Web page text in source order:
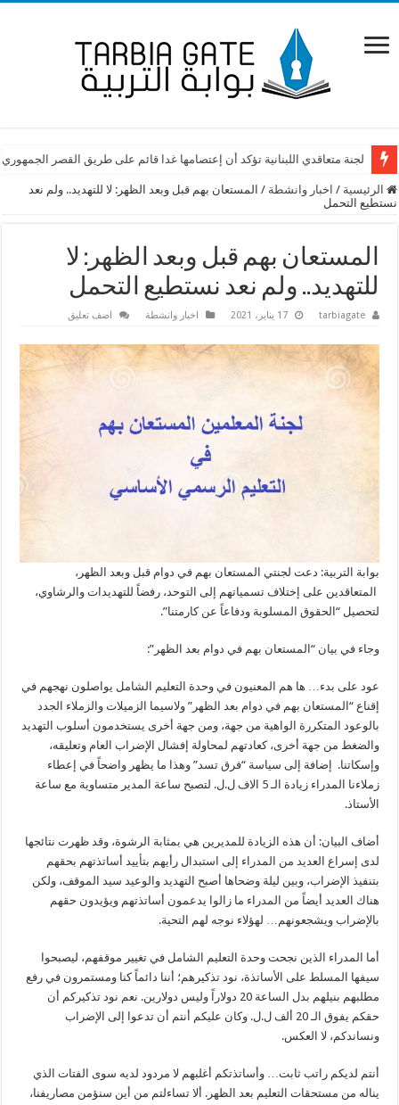
لجنة متعاقدي اللبنانية تؤكد أن إعتصامها غدا قائم على طريق القصر الجمهوري
الرئيسية / اخبار وانشطة / المستعان بهم قبل وبعد الظهر: لا للتهديد.. ولم نعد
نستطيع التحمل
المستعان بهم قبل وبعد الظهر: لا
للتهديد.. ولم نعد نستطيع التحمل
tarbiagate 17 يناير، 2021 اخبار وانشطة اضف تعليق
بوابة التربية: دعت لجنتي المستعان بهم في دوام قبل وبعد الظهر،
المتعاقدين على إختلاف تسمياتهم إلى التوحد، رفضاً للتهديدات والرشاوي،
لتحصيل “الحقوق المسلوبة ودفاعاً عن كارمتنا”.
وجاء في بيان “المستعان بهم في دوام بعد الظهر”:
عود على بدء… ها هم المعنيون في وحدة التعليم الشامل يواصلون نهجهم في
إقناع “المستعان بهم في دوام بعد الظهر” ولاسيما الزميلات والزملاء الجدد
بالوعود المتكررة الواهية من جهة، ومن جهة أخرى يستخدمون أسلوب التهديد
والضغط من جهة أخرى، كعادتهم لمحاولة إفشال الإضراب العام وتعليقه،
وإسكاتنا. إضافة إلى سياسة “فرق تسد” وهذا ما يظهر واضحاً في إعطاء
زملاءنا المدراء زيادة الـ 5 الاف ل.ل. لتصبح ساعة المدير متساوية مع ساعة
الأستاذ.
أضاف البيان: أن هذه الزيادة للمديرين هي بمثابة الرشوة، وقد ظهرت نتائجها
لدى إسراع العديد من المدراء إلى استبدال رأيهم بتأييد أساتذتهم بحقهم
بتنفيذ الإضراب، وبين ليلة وضحاها أصبح التهديد والوعيد سيد الموقف، ولكن
هناك العديد أيضاً من المدراء ما زالوا يدعمون أساتذتهم ويؤيدون حقهم
بالإضراب ويشجعونهم… لهؤلاء نوجه لهم التحية.
أما المدراء الذين نجحت وحدة التعليم الشامل في تغيير موقفهم، ليصبحوا
سيفها المسلط على الأساتذة، نود تذكيرهم؛ أننا دائماً كنا ومستمرون في رفع
مطلبهم بنيلهم بدل الساعة 20 دولاراً وليس دولارين. نعم نود تذكيركم أن
حقكم يفوق الـ 20 ألف ل.ل. وكان عليكم أنتم أن تدعوا إلى الإضراب
ونساندكم، لا العكس.
أنتم لديكم راتب ثابت… وأساتذتكم أغلبهم لا مردود لديه سوى الفتات الذي
يناله من مستحقات التعليم بعد الظهر. ألا تساءلتم من أين سنؤمن مصاريفنا،